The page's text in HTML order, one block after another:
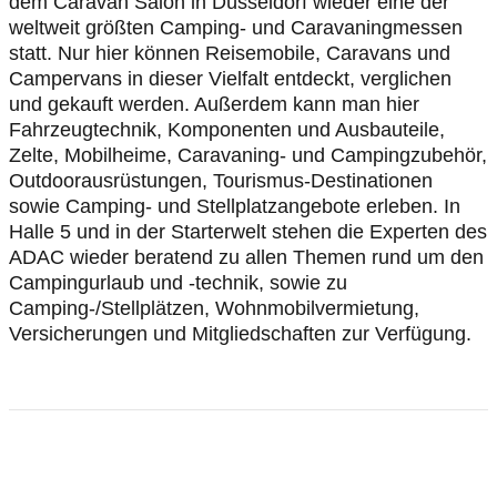
weltweit größten Camping- und Caravaningmessen
statt. Nur hier können Reisemobile, Caravans und
Campervans in dieser Vielfalt entdeckt, verglichen
und gekauft werden. Außerdem kann man hier
Fahrzeugtechnik, Komponenten und Ausbauteile,
Zelte, Mobilheime, Caravaning- und Campingzubehör,
Outdoorausrüstungen, Tourismus-Destinationen
sowie Camping- und Stellplatzangebote erleben. In
Halle 5 und in der Starterwelt stehen die Experten des
ADAC wieder beratend zu allen Themen rund um den
Campingurlaub und -technik, sowie zu
Camping-/Stellplätzen, Wohnmobilvermietung,
Versicherungen und Mitgliedschaften zur Verfügung.